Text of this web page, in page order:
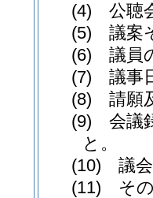
(4) 公聴
(5) 議案
(6) 議員
(7) 議事
(8) 請願
(9) 会議
と。
(10) 議会
(11) その